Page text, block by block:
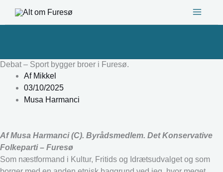
Debat – Sport bygger broer i Furesø.
AfMikkel
03/10/2025
Musa Harmanci
Af Musa Harmanci (C). Byrådsmedlem. Det Konservative
Folkeparti – Furesø
Som næstformand i Kultur, Fritids og Idrætsudvalget og som